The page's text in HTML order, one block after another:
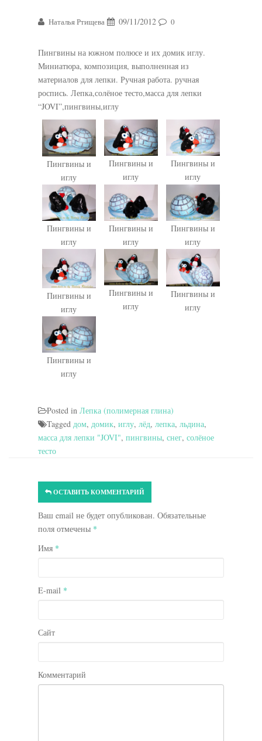
Наталья Ртищева 09/11/2012 0
Пингвины на южном полюсе и их домик иглу.
Миниатюра, композиция, выполненная из
материалов для лепки. Ручная работа. ручная
роспись. Лепка,солёное тесто,масса для лепки
“JOVI”,пингвины,иглу
Пингвины и
иглу
Пингвины и
иглу
Пингвины и
иглу
Пингвины и
иглу
Пингвины и
иглу
Пингвины и
иглу
Пингвины и
иглу
Пингвины и
иглу
Пингвины и
иглу
Пингвины и
иглу
Posted in Лепка (полимерная глина)
Tagged дом, домик, иглу, лёд, лепка, льдина,
масса для лепки "JOVI", пингвины, снег, солёное
тесто
ОСТАВИТЬ КОММЕНТАРИЙ
Ваш email не будет опубликован. Обязательные
поля отмечены *
Имя *
E-mail *
Сайт
Комментарий